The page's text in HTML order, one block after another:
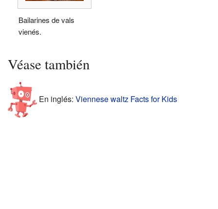
Bailarines de vals
vienés.
Véase también
En inglés: Viennese waltz Facts for Kids